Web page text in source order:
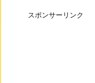
スポンサーリンク